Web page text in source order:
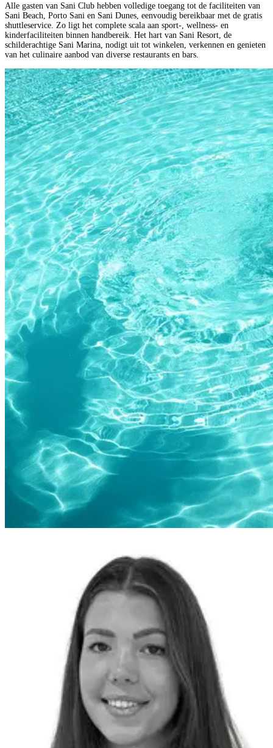
Alle gasten van Sani Club hebben volledige toegang tot de faciliteiten van
Sani Beach, Porto Sani en Sani Dunes, eenvoudig bereikbaar met de gratis
shuttleservice. Zo ligt het complete scala aan sport‑, wellness‑ en
kinderfaciliteiten binnen handbereik. Het hart van Sani Resort, de
schilderachtige Sani Marina, nodigt uit tot winkelen, verkennen en genieten
van het culinaire aanbod van diverse restaurants en bars.